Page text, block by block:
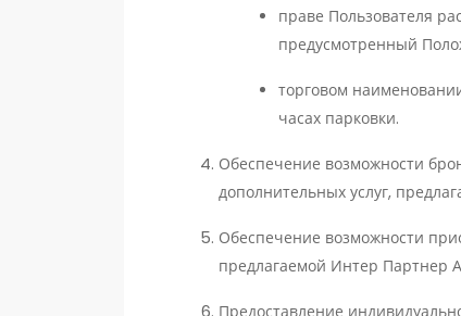
праве Пользователя
предусмотренный
торговом
часах парковки.
Обеспечение возможности
дополнительных услуг,
Обеспечение возможности
предлагаемой Интер Партнер